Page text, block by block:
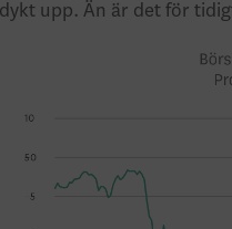
upp. Än är det för